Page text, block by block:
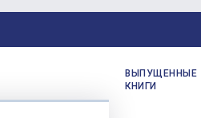
ВЫПУЩЕННЫЕ
КНИГИ